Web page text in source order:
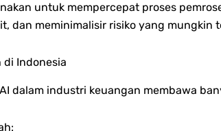
untuk mempercepat proses
dan meminimalisir risiko yang mungkin
di Indonesia
dalam industri keuangan membawa